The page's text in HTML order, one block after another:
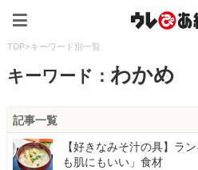
TOP>キーワード別一覧
キーワード：わかめ
記事一覧
【好きなみそ汁の具】ラ
も肌にもいい」食材